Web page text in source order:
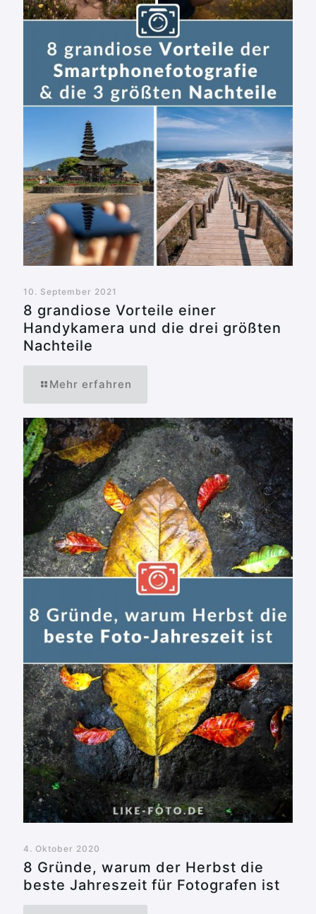
10. September 2021
8 grandiose Vorteile einer
Handykamera und die drei größten
Nachteile
Mehr erfahren
4. Oktober 2020
8 Gründe, warum der Herbst die
beste Jahreszeit für Fotografen ist